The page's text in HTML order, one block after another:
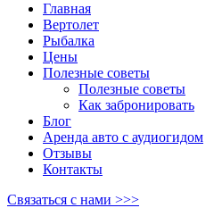
Главная
Вертолет
Рыбалка
Цены
Полезные советы
Полезные советы
Как забронировать
Блог
Аренда авто с аудиогидом
Отзывы
Контакты
Связаться с нами >>>